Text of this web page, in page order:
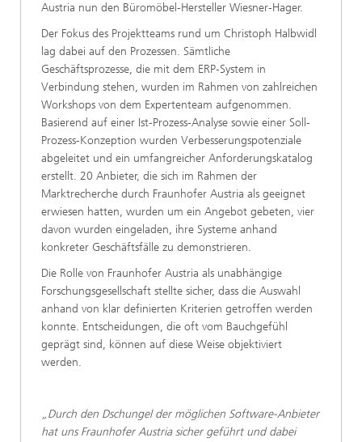
Austria nun den Büromöbel-Hersteller Wiesner-Hager.
Der Fokus des Projektteams rund um Christoph Halbwidl
lag dabei auf den Prozessen. Sämtliche
Geschäftsprozesse, die mit dem ERP-System in
Verbindung stehen, wurden im Rahmen von zahlreichen
Workshops von dem Expertenteam aufgenommen.
Basierend auf einer Ist-Prozess-Analyse sowie einer Soll-
Prozess-Konzeption wurden Verbesserungspotenziale
abgeleitet und ein umfangreicher Anforderungskatalog
erstellt. 20 Anbieter, die sich im Rahmen der
Marktrecherche durch Fraunhofer Austria als geeignet
erwiesen hatten, wurden um ein Angebot gebeten, vier
davon wurden eingeladen, ihre Systeme anhand
konkreter Geschäftsfälle zu demonstrieren.
Die Rolle von Fraunhofer Austria als unabhängige
Forschungsgesellschaft stellte sicher, dass die Auswahl
anhand von klar definierten Kriterien getroffen werden
konnte. Entscheidungen, die oft vom Bauchgefühl
geprägt sind, können auf diese Weise objektiviert
werden.
„Durch den Dschungel der möglichen Software-Anbieter
hat uns Fraunhofer Austria sicher geführt und dabei